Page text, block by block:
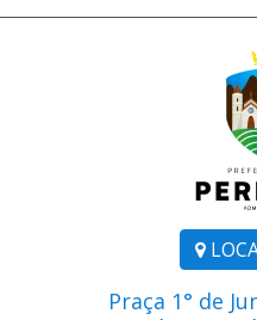
Praça 1° de